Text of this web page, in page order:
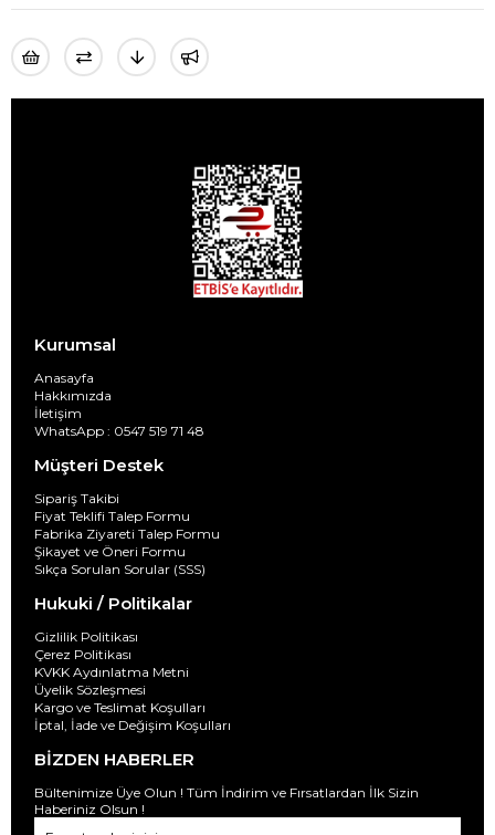
Kurumsal
Anasayfa
Hakkımızda
İletişim
WhatsApp : 0547 519 71 48
Müşteri Destek
Sipariş Takibi
Fiyat Teklifi Talep Formu
Fabrika Ziyareti Talep Formu
Şikayet ve Öneri Formu
Sıkça Sorulan Sorular (SSS)
Hukuki / Politikalar
Gizlilik Politikası
Çerez Politikası
KVKK Aydınlatma Metni
Üyelik Sözleşmesi
Kargo ve Teslimat Koşulları
İptal, İade ve Değişim Koşulları
BİZDEN HABERLER
Bültenimize Üye Olun ! Tüm İndirim ve Fırsatlardan İlk Sizin
Haberiniz Olsun !